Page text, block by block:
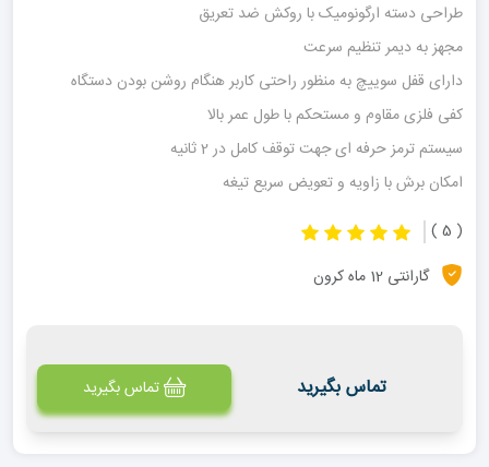
طراحی دسته ارگونومیک با روکش ضد تعریق
مجهز به دیمر تنظیم سرعت
دارای قفل سوییچ به منظور راحتی کاربر هنگام روشن بودن دستگاه
کفی فلزی مقاوم و مستحکم با طول عمر بالا
سیستم ترمز حرفه ای جهت توقف کامل در 2 ثانیه
امکان برش با زاویه و تعویض سریع تیغه
( 5 )
گارانتی 12 ماه کرون
تماس بگیرید تماس بگیرید